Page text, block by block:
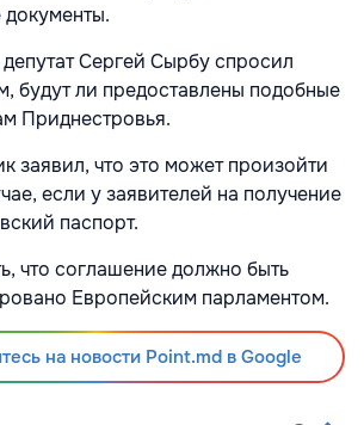
Сергей Сырбу спросил
будут ли предоставлены подобные
Приднестровья.
заявил, что это может произойти
если у заявителей на получение
паспорт.
что соглашение должно быть
Европейским парламентом.
на новости Point.md в Google